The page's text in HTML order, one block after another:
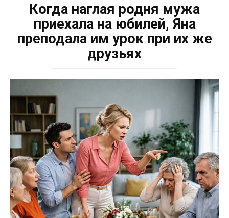
Когда наглая родня мужа
приехала на юбилей, Яна
преподала им урок при их же
друзьях